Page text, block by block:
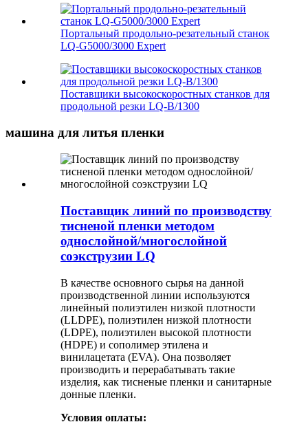
Портальный продольно-резательный станок
LQ-G5000/3000 Expert
Поставщики высокоскоростных станков для
продольной резки LQ-B/1300
машина для литья пленки
Поставщик линий по производству
тисненой пленки методом
однослойной/многослойной
соэкструзии LQ
В качестве основного сырья на данной
производственной линии используются
линейный полиэтилен низкой плотности
(LLDPE), полиэтилен низкой плотности
(LDPE), полиэтилен высокой плотности
(HDPE) и сополимер этилена и
винилацетата (EVA). Она позволяет
производить и перерабатывать такие
изделия, как тисненые пленки и санитарные
донные пленки.
Условия оплаты: